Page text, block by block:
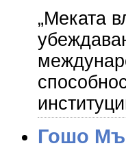
„Меката
Гошо